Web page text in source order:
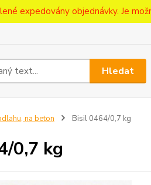
expedovány objednávky. Je
Hledat
na beton Bisil 0464/0,7 kg
0,7 kg